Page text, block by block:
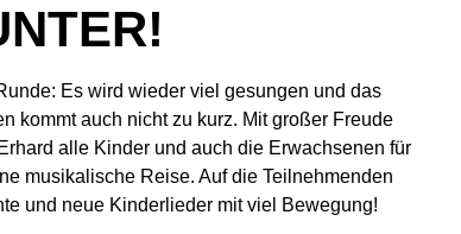
Es wird wieder viel gesungen und das
kommt auch nicht zu kurz. Mit großer Freude
alle Kinder und auch die Erwachsenen für
musikalische Reise. Auf die Teilnehmenden
und neue Kinderlieder mit viel Bewegung!